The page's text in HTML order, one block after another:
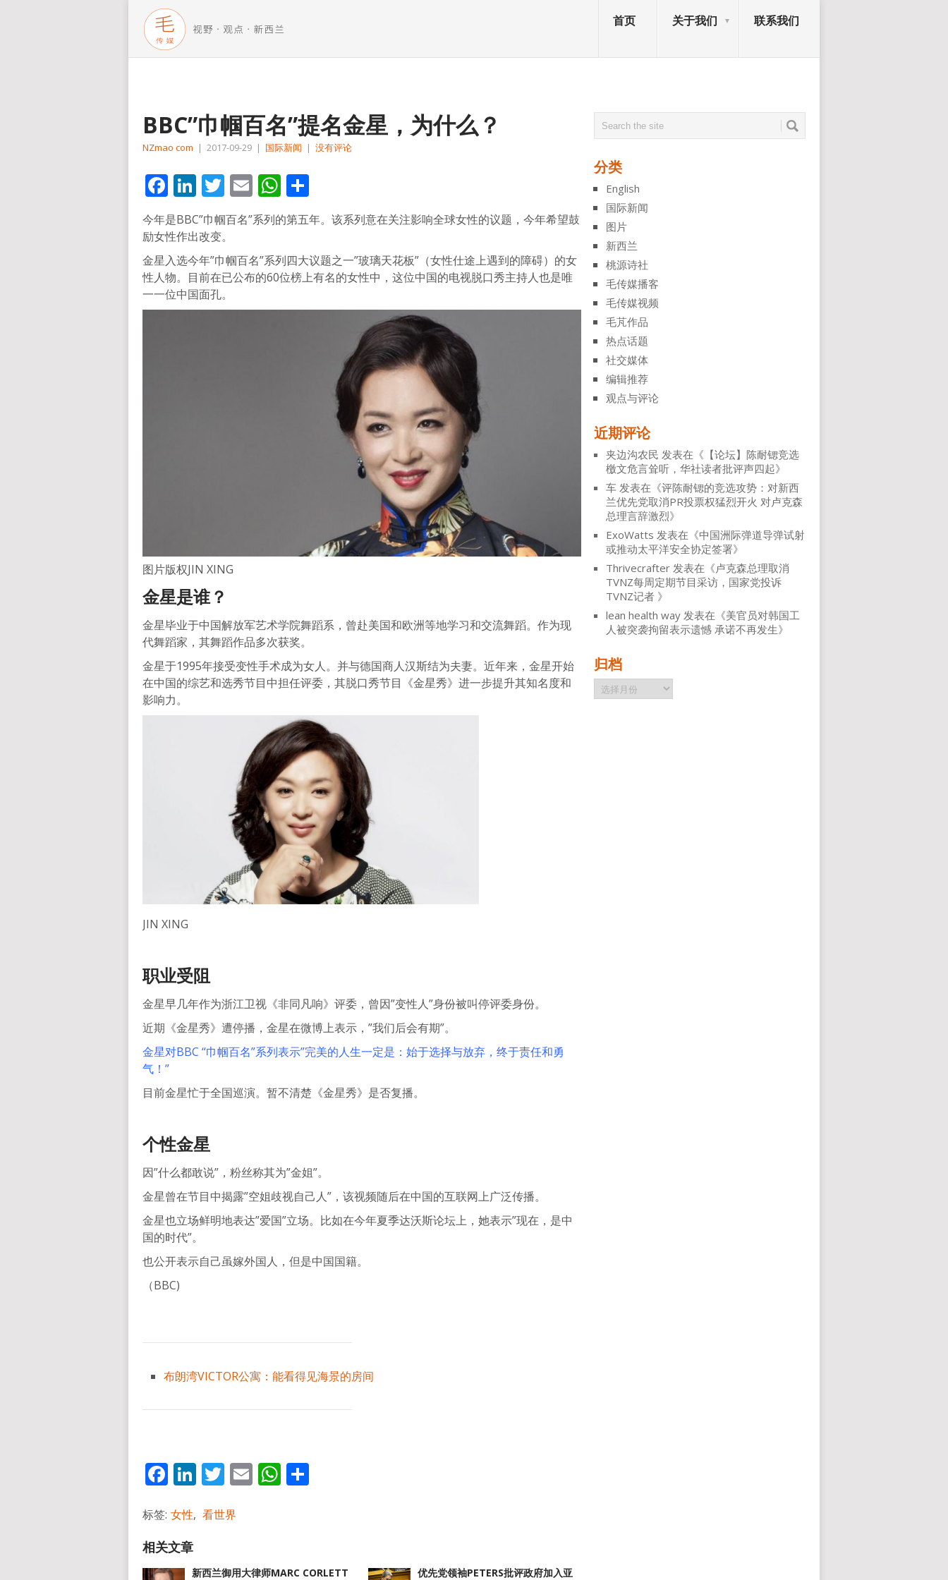
首页 关于我们 联系我们
BBC”巾帼百名”提名金星，为什么？
NZmao com | 2017-09-29 | 国际新闻 | 没有评论
Facebook
LinkedIn
Twitter
EmailWhatsApp
享
今年是BBC”巾帼百名”系列的第五年。该系列意在关注影响全球女性的议题，今年希望鼓
励女性作出改变。
金星入选今年”巾帼百名”系列四大议题之一”玻璃天花板”（女性仕途上遇到的障碍）的女
性人物。目前在已公布的60位榜上有名的女性中，这位中国的电视脱口秀主持人也是唯
一一位中国面孔。
图片版权JIN XING
金星是谁？
金星毕业于中国解放军艺术学院舞蹈系，曾赴美国和欧洲等地学习和交流舞蹈。作为现
代舞蹈家，其舞蹈作品多次获奖。
金星于1995年接受变性手术成为女人。并与德国商人汉斯结为夫妻。近年来，金星开始
在中国的综艺和选秀节目中担任评委，其脱口秀节目《金星秀》进一步提升其知名度和
影响力。
JIN XING
职业受阻
金星早几年作为浙江卫视《非同凡响》评委，曾因”变性人”身份被叫停评委身份。
近期《金星秀》遭停播，金星在微博上表示，”我们后会有期”。
金星对BBC “巾帼百名”系列表示”完美的人生一定是：始于选择与放弃，终于责任和勇
气！”
目前金星忙于全国巡演。暂不清楚《金星秀》是否复播。
个性金星
因”什么都敢说”，粉丝称其为”金姐”。
金星曾在节目中揭露”空姐歧视自己人”，该视频随后在中国的互联网上广泛传播。
金星也立场鲜明地表达”爱国”立场。比如在今年夏季达沃斯论坛上，她表示”现在，是中
国的时代”。
也公开表示自己虽嫁外国人，但是中国国籍。
（BBC)
布朗湾VICTOR公寓：能看得见海景的房间
Facebook
LinkedIn
Twitter
EmailWhatsApp
标签: 女性, 看世界
新西兰御用大律师MARC CORLETT 优先党领袖PETERS批评政府加入亚
分类
English
国际新闻
图片
新西兰
桃源诗社
毛传媒播客
毛传媒视频
毛芃作品
热点话题
社交媒体
编辑推荐
观点与评论
近期评论
夹边沟农民 发表在《 【论坛】陈耐锶竞选
檄文危言耸听，华社读者批评声四起》
车 发表在《评陈耐锶的竞选攻势：对新西
兰优先党取消PR投票权猛烈开火 对卢克森
总理言辞激烈》
ExoWatts 发表在《中国洲际弹道导弹试射
或推动太平洋安全协定签署》
Thrivecrafter 发表在《卢克森总理取消
TVNZ每周定期节目采访，国家党投诉
TVNZ记者 》
lean health way 发表在《美官员对韩国工
人被突袭拘留表示遗憾 承诺不再发生》
归档
归
档